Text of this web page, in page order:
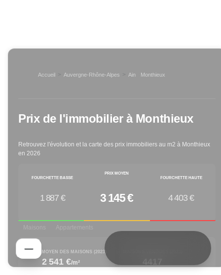
Accueil > Auvergne-Rhône-Alpes > Ain Monthieux
Prix de l'immobilier à Monthieux
Retrouvez l'évolution et la carte des prix immobiliers au m2 à Monthieux
en 2026
FOURCHETTE BASSE
1 887 €
PRIX MOYEN
3 145 €
FOURCHETTE HAUTE
4 403 €
Maisons Appartements
PRIX M² MOYEN DES MAISONS (2023)
2 541 €/m²